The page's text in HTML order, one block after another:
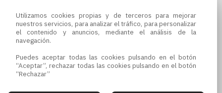
Utilizamos cookies propias y de terceros para mejorar
nuestros servicios, para analizar el tráfico, para personalizar
el contenido y anuncios, mediante el análisis de la
navegación.
Puedes aceptar todas las cookies pulsando en el botón
“Aceptar”, rechazar todas las cookies pulsando en el botón
“Rechazar”